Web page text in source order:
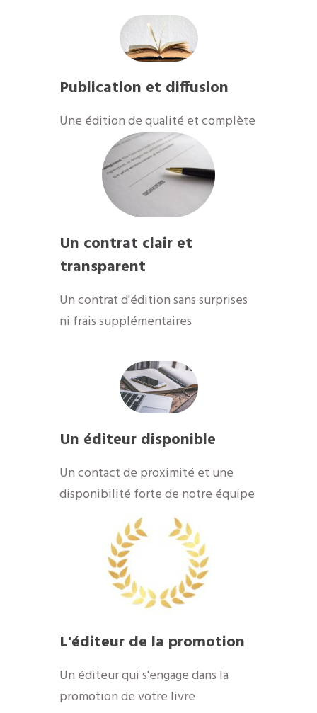
Publication et diffusion
​Une édition de qualité et complète
Un contrat clair et
transparent
Un contrat d'édition sans surprises
ni frais supplémentaires
Un éditeur disponible
​Un contact de proximité et une
disponibilité forte de notre équipe
​L'éditeur de la promotion
​Un éditeur qui s'engage dans la
promotion de votre livre